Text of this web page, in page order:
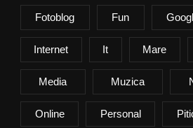
Fotoblog Fun
Internet It Mare
Media Muzica
Online Personal